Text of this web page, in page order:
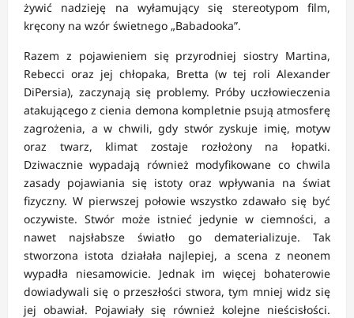
żywić nadzieję na wyłamujący się stereotypom film,
kręcony na wzór świetnego „Babadooka”.
Razem z pojawieniem się przyrodniej siostry Martina,
Rebecci oraz jej chłopaka, Bretta (w tej roli Alexander
DiPersia), zaczynają się problemy. Próby uczłowieczenia
atakującego z cienia demona kompletnie psują atmosferę
zagrożenia, a w chwili, gdy stwór zyskuje imię, motyw
oraz twarz, klimat zostaje rozłożony na łopatki.
Dziwacznie wypadają również modyfikowane co chwila
zasady pojawiania się istoty oraz wpływania na świat
fizyczny. W pierwszej połowie wszystko zdawało się być
oczywiste. Stwór może istnieć jedynie w ciemności, a
nawet najsłabsze światło go dematerializuje. Tak
stworzona istota działała najlepiej, a scena z neonem
wypadła niesamowicie. Jednak im więcej bohaterowie
dowiadywali się o przeszłości stwora, tym mniej widz się
jej obawiał. Pojawiały się również kolejne nieścisłości.